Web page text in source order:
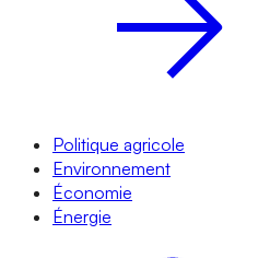
Politique agricole
Environnement
Économie
Énergie